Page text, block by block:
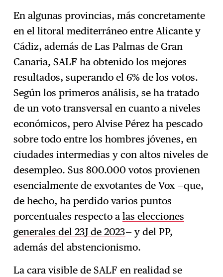
En algunas provincias, más concretamente
en el litoral mediterráneo entre Alicante y
Cádiz, además de Las Palmas de Gran
Canaria, SALF ha obtenido los mejores
resultados, superando el 6% de los votos.
Según los primeros análisis, se ha tratado
de un voto transversal en cuanto a niveles
económicos, pero Alvise Pérez ha pescado
sobre todo entre los hombres jóvenes, en
ciudades intermedias y con altos niveles de
desempleo. Sus 800.000 votos provienen
esencialmente de exvotantes de Vox —que,
de hecho, ha perdido varios puntos
porcentuales respecto alas elecciones
generales del 23J de 2023— y del PP,
además del abstencionismo.
La cara visible de SALF en realidad se